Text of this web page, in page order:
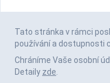
Tato stránka v rámci
používání a dostupnosti
Chráníme Vaše osobní
Detaily zde.